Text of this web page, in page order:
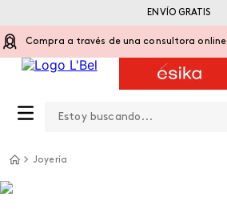
Compra a través de una consultora online
ENVÍO GRATIS
Joyería